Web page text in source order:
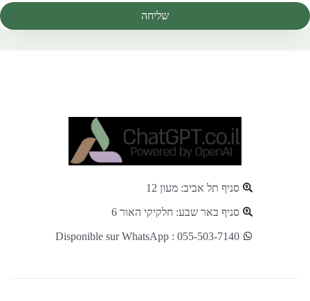
שליחה
סניף תל אביב: מעון 12
סניף באר שבע: חלקיקי האור 6
Disponible sur WhatsApp : 055-503-7140